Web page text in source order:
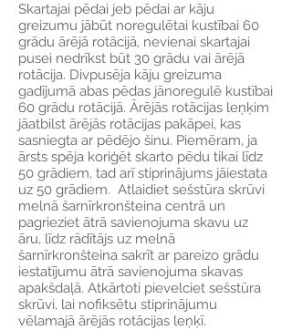
Skartajai pēdai jeb pēdai ar kāju
greizumu jābūt noregulētai kustībai 60
grādu ārējā rotācijā, nevienai skartajai
pusei nedrīkst būt 30 grādu vai ārējā
rotācija. Divpusēja kāju greizuma
gadījumā abas pēdas jānoregulē kustībai
60 grādu rotācijā. Ārējās rotācijas leņķim
jāatbilst ārējās rotācijas pakāpei, kas
sasniegta ar pēdējo šinu. Piemēram, ja
ārsts spēja koriģēt skarto pēdu tikai līdz
50 grādiem, tad arī stiprinājums jāiestata
uz 50 grādiem. Atlaidiet sešstūra skrūvi
melnā šarnīrkronšteina centrā un
pagrieziet ātrā savienojuma skavu uz
āru, līdz rādītājs uz melnā
šarnīrkronšteina sakrīt ar pareizo grādu
iestatījumu ātrā savienojuma skavas
apakšdaļā. Atkārtoti pievelciet sešstūra
skrūvi, lai nofiksētu stiprinājumu
vēlamajā ārējās rotācijas leņķī.